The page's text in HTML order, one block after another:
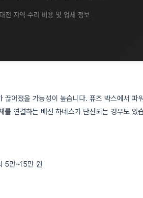
끊어졌을 가능성이 높습니다. 퓨즈 박스에서 파
를 연결하는 배선 하네스가 단선되는 경우도 있
5만~15만 원